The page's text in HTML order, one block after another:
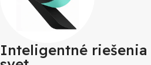
Inteligentné